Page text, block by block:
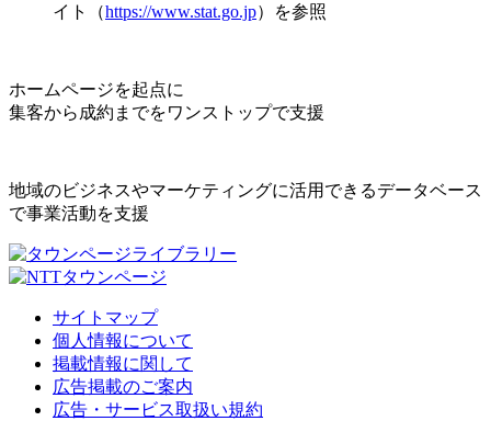
イト（https://www.stat.go.jp）を参照
ホームページを起点に
集客から成約までをワンストップで支援
地域のビジネスやマーケティングに活用できるデータベース
で事業活動を支援
サイトマップ
個人情報について
掲載情報に関して
広告掲載のご案内
広告・サービス取扱い規約